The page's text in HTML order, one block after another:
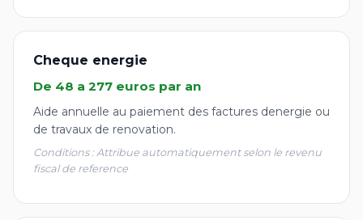
Cheque energie
De 48 a 277 euros par an
Aide annuelle au paiement des factures denergie ou
de travaux de renovation.
Conditions : Attribue automatiquement selon le revenu
fiscal de reference